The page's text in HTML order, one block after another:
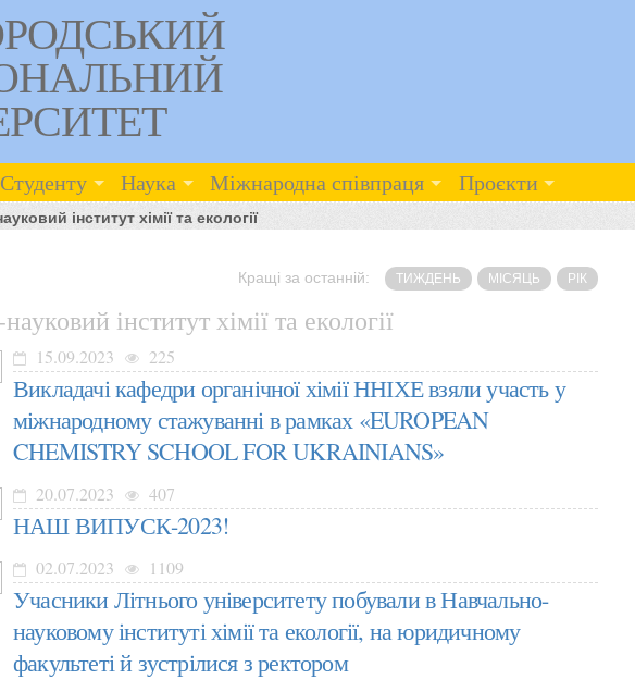
Студенту Наука Міжнародна співпраця Проєкти
інститут хімії та екології
Кращі за останній: ТИЖДЕНЬ МІСЯЦЬ РІК
інститут хімії та екології
15.09.2023 225
Викладачі кафедри органічної хімії ННІХЕ взяли участь у
міжнародному стажуванні в рамках «EUROPEAN
CHEMISTRY SCHOOL FOR UKRAINIANS»
20.07.2023 407
НАШ ВИПУСК-2023!
02.07.2023 1109
Учасники Літнього університету побували в Навчально-
науковому інституті хімії та екології, на юридичному
факультеті й зустрілися з ректором